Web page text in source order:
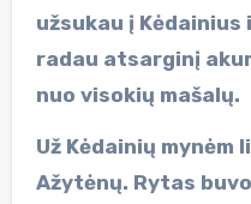
užsukau į
radau atsarginį
nuo visokių mašalų.
Už Kėdainių mynėm
Ažytėnų. Rytas